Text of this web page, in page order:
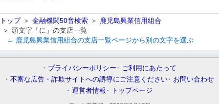
トップ 金融機関50音検索
鹿児島興業信用組合
頭文字「に」の支店一覧
← 鹿児島興業信用組合の支店一覧ページから別の文字を選ぶ
プライバシーポリシー
ご利用にあたって
不審な広告・詐欺サイトへの誘導にご注意ください
お問い合わせ
運営者情報
トップページ